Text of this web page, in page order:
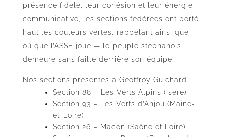
présence fidèle, leur cohésion et leur énergie
communicative, les sections fédérées ont porté
haut les couleurs vertes, rappelant ainsi que —
où que l’ASSE joue — le peuple stéphanois
demeure sans faille derrière son équipe.
Nos sections présentes à Geoffroy Guichard :
Section 88 – Les Verts Alpins (Isère)
Section 93 – Les Verts d’Anjou (Maine-
et-Loire)
Section 26 – Macon (Saône et Loire)